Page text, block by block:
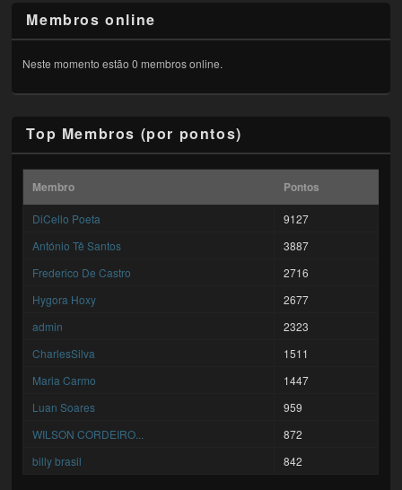
Membros online
Neste momento estão 0 membros online.
Top Membros (por pontos)
Membro Pontos
DiCello Poeta
9127
António Tê Santos
3887
Frederico De Castro
2716
Hygora Hoxy
2677
admin
2323
CharlesSilva
1511
Maria Carmo
1447
Luan Soares
959
WILSON CORDEIRO...
872
billy brasil
842